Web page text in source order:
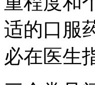
适的口服
必在医生